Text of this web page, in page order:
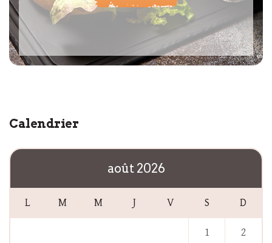
Calendrier
août 2026
L M M J V S D
1 2